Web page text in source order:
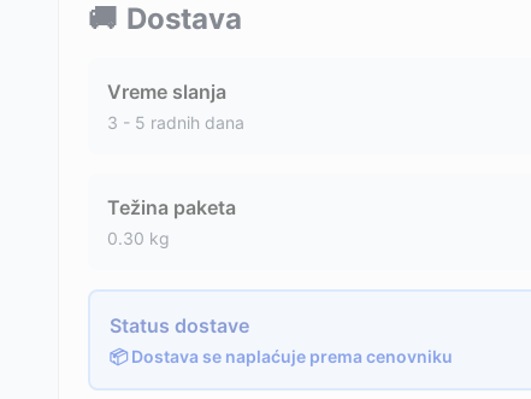
🚚 Dostava
Vreme slanja
3 - 5 radnih dana
Težina paketa
0.30 kg
Status dostave
📦 Dostava se naplaćuje prema cenovniku